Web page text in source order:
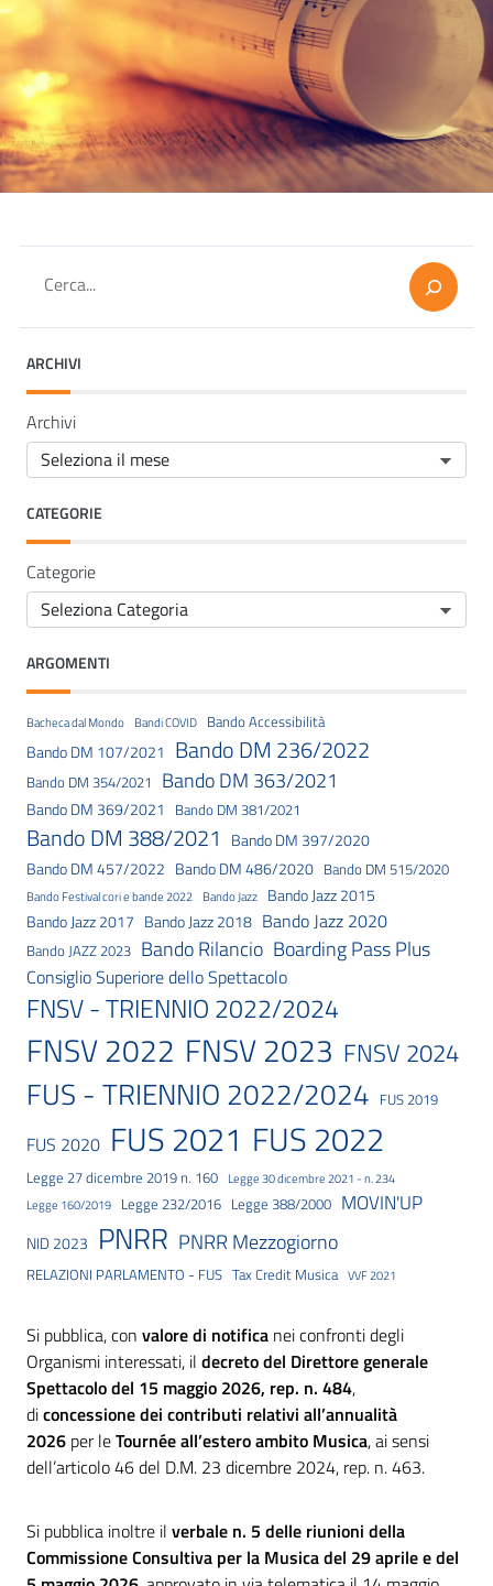
Cerca
ARCHIVI
Archivi
CATEGORIE
Categorie
ARGOMENTI
Bacheca dal Mondo Bandi COVID Bando Accessibilità
Bando DM 107/2021 Bando DM 236/2022
Bando DM 354/2021 Bando DM 363/2021
Bando DM 369/2021 Bando DM 381/2021
Bando DM 388/2021 Bando DM 397/2020
Bando DM 457/2022 Bando DM 486/2020 Bando DM 515/2020
Bando Festival cori e bande 2022 Bando Jazz
Bando Jazz 2015
Bando Jazz 2017 Bando Jazz 2018 Bando Jazz 2020
Bando JAZZ 2023 Bando Rilancio Boarding Pass Plus
Consiglio Superiore dello Spettacolo
FNSV - TRIENNIO 2022/2024
FNSV 2022 FNSV 2023 FNSV 2024
FUS - TRIENNIO 2022/2024 FUS 2019
FUS 2020 FUS 2021 FUS 2022
Legge 27 dicembre 2019 n. 160
Legge 30 dicembre 2021 - n. 234
Legge 160/2019
Legge 232/2016 Legge 388/2000 MOVIN'UP
NID 2023 PNRR PNRR Mezzogiorno
RELAZIONI PARLAMENTO - FUS Tax Credit Musica VVF 2021
Si pubblica, con valore di notifica nei confronti degli
Organismi interessati, il decreto del Direttore generale
Spettacolo del 15 maggio 2026, rep. n. 484,
diconcessione dei contributi relativi all’annualità
2026 per leTournée all’estero ambito Musica, ai sensi
dell’articolo 46 del D.M. 23 dicembre 2024, rep. n. 463.
Si pubblica inoltre il verbale n. 5 delle riunioni della
Commissione Consultiva per la Musica del 29 aprile e del